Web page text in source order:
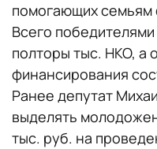
помогающих семьям
Всего
полторы тыс. НКО, а
финансирования
Ранее депутат
выделять
тыс. руб. на